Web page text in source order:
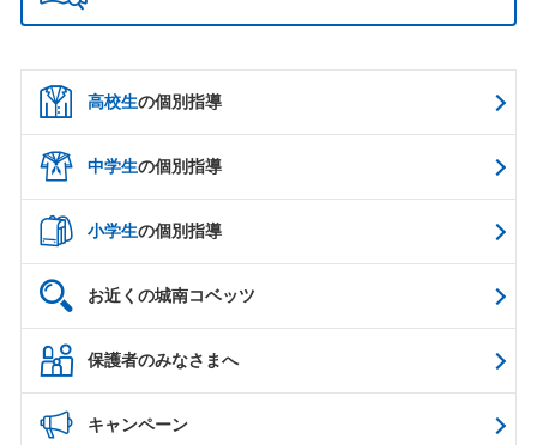
高校生の個別指導
中学生の個別指導
小学生の個別指導
お近くの城南コベッツ
保護者のみなさまへ
キャンペーン